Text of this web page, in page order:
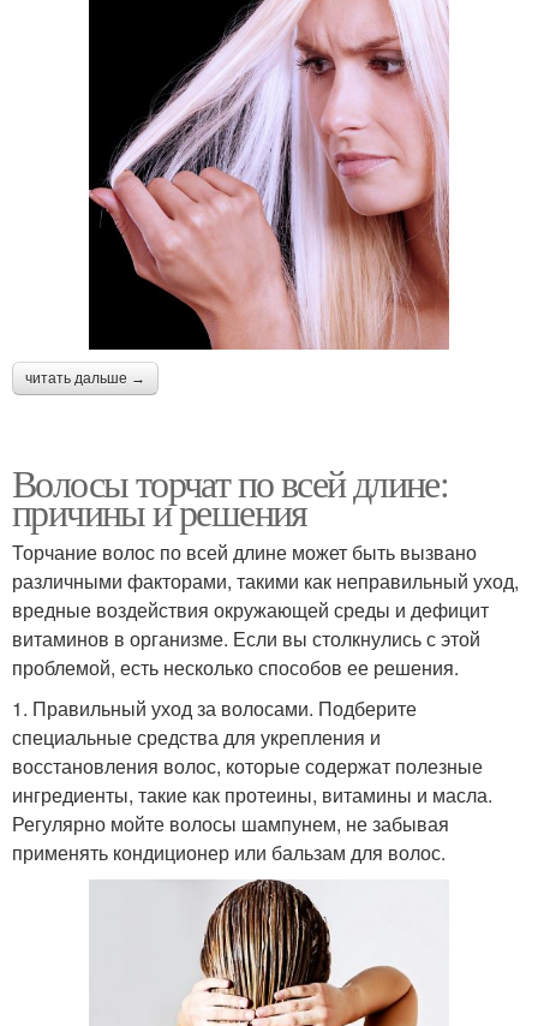
читать дальше →
Волосы торчат по всей длине:
причины и решения
Торчание волос по всей длине может быть вызвано
различными факторами, такими как неправильный уход,
вредные воздействия окружающей среды и дефицит
витаминов в организме. Если вы столкнулись с этой
проблемой, есть несколько способов ее решения.
1. Правильный уход за волосами. Подберите
специальные средства для укрепления и
восстановления волос, которые содержат полезные
ингредиенты, такие как протеины, витамины и масла.
Регулярно мойте волосы шампунем, не забывая
применять кондиционер или бальзам для волос.